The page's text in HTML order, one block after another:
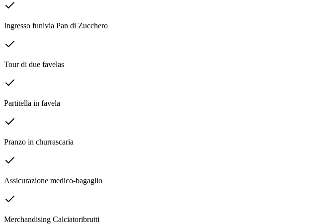
Ingresso funivia Pan di Zucchero
Tour di due favelas
Partitella in favela
Pranzo in churrascaria
Assicurazione medico-bagaglio
Merchandising Calciatoribrutti